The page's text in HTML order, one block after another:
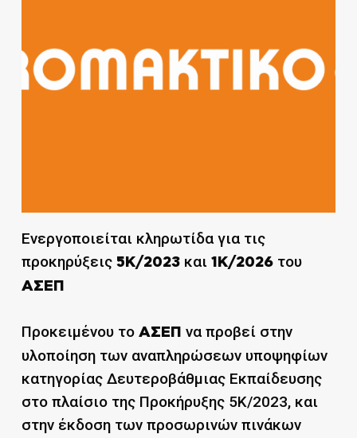
Ενεργοποιείται κληρωτίδα για τις
προκηρύξεις 5K/2023και 1K/2026του
ΑΣΕΠ
Προκειμένου το ΑΣΕΠ να προβεί στην
υλοποίηση των αναπληρώσεων υποψηφίων
κατηγορίας Δευτεροβάθμιας Εκπαίδευσης
στο πλαίσιο της Προκήρυξης 5K/2023, και
στην έκδοση των προσωρινών πινάκων